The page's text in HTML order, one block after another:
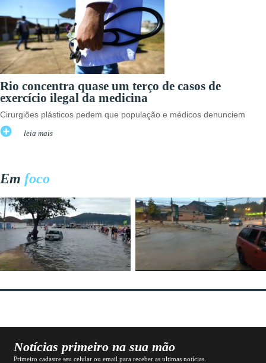
Rio concentra quase um terço de casos de
exercício ilegal da medicina
Cirurgiões plásticos pedem que população e médicos denunciem
leia mais
Em foco
Notícias primeiro na sua mão
Primeiro cadastre seu celular ou email para receber as ultimas notícias.